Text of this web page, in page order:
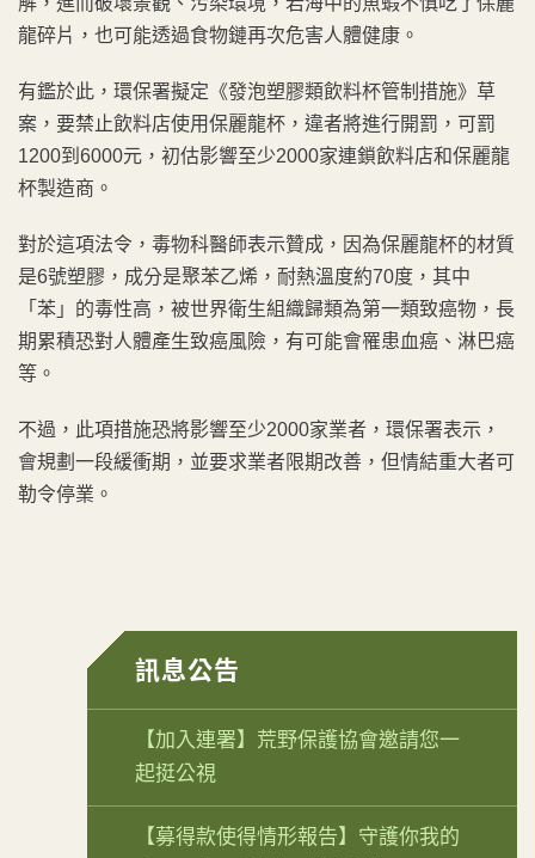
龍碎片，也可能透過食物鏈再次危害人體健康。
有鑑於此，環保署擬定《發泡塑膠類飲料杯管制措施》草
案，要禁止飲料店使用保麗龍杯，違者將進行開罰，可罰
1200到6000元，初估影響至少2000家連鎖飲料店和保麗龍
杯製造商。
對於這項法令，毒物科醫師表示贊成，因為保麗龍杯的材質
是6號塑膠，成分是聚苯乙烯，耐熱溫度約70度，其中
「苯」的毒性高，被世界衛生組織歸類為第一類致癌物，長
期累積恐對人體產生致癌風險，有可能會罹患血癌、淋巴癌
等。
不過，此項措施恐將影響至少2000家業者，環保署表示，
會規劃一段緩衝期，並要求業者限期改善，但情結重大者可
勒令停業。
訊息公告
【加入連署】荒野保護協會邀請您一
起挺公視
【募得款使得情形報告】守護你我的